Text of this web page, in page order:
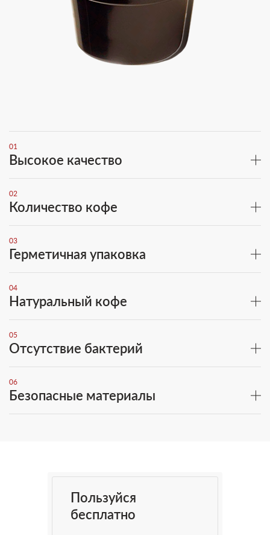
01
Высокое качество
02
Количество кофе
03
Герметичная упаковка
04
Натуральный кофе
05
Отсутствие бактерий
06
Безопасные материалы
Пользуйся
бесплатно